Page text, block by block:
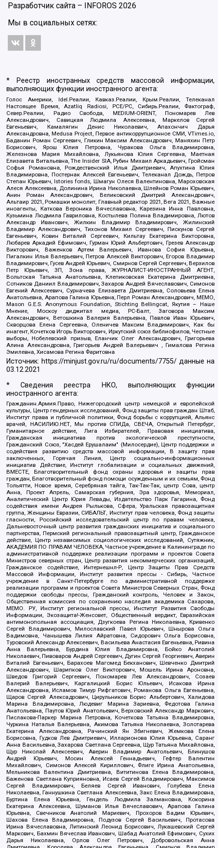
Разработчик сайта – INFOROS 2026
Мы в социальных сетях:
* Реестр иностранных средств массовой информации,
выполняющих функции иностранного агента:
Голос Америки, Idel.Реалии, Кавказ.Реалии, Крым.Реалии, Телеканал
Настоящее Время, Azatliq Radiosi, PCE/PC, Сибирь.Реалии, Фактограф,
Север.Реалии, Радио Свобода, MEDIUM-ORIENT, Пономарев Лев
Александрович, Савицкая Людмила Алексеевна, Маркелов Сергей
Евгеньевич, Камалягин Денис Николаевич, Апахончич Дарья
Александровна, Medusa Project, Первое антикоррупционное СМИ, VTimes.io,
Баданин Роман Сергеевич, Гликин Максим Александрович, Маняхин Петр
Борисович, Ярош Юлия Петровна, Чуракова Ольга Владимировна,
Железнова Мария Михайловна, Лукьянова Юлия Сергеевна, Маетная
Елизавета Витальевна, The Insider SIA, Рубин Михаил Аркадьевич, Гройсман
Софья Романовна, Рождественский Илья Дмитриевич, Апухтина Юлия
Владимировна, Постернак Алексей Евгеньевич, Телеканал Дождь, Петров
Степан Юрьевич, Istories fonds, Шмагун Олеся Валентиновна, Мароховская
Алеся Алексеевна, Долинина Ирина Николаевна, Шлейнов Роман Юрьевич,
Анин Роман Александрович, Великовский Дмитрий Александрович,
Альтаир 2021, Ромашки монолит, Главный редактор 2021, Вега 2021, Важные
иноагенты, Каткова Вероника Вячеславовна, Карезина Инна Павловна,
Кузьмина Людмила Гавриловна, Костылева Полина Владимировна, Лютов
Александр Иванович, Жилкин Владимир Владимирович, Жилинский
Владимир Александрович, Тихонов Михаил Сергеевич, Пискунов Сергей
Евгеньевич, Ковин Виталий Сергеевич, Кильтау Екатерина Викторовна,
Любарев Аркадий Ефимович, Гурман Юрий Альбертович, Грезев Александр
Викторович, Важенков Артем Валерьевич, Иванова София Юрьевна,
Пигалкин Илья Валерьевич, Петров Алексей Викторович, Егоров Владимир
Владимирович, Гусев Андрей Юрьевич, Смирнов Сергей Сергеевич, Верзилов
Петр Юрьевич, ЗП, Зона права, ЖУРНАЛИСТ-ИНОСТРАННЫЙ АГЕНТ,
Вольтская Татьяна Анатольевна, Клепиковская Екатерина Дмитриевна,
Сотников Даниил Владимирович, Захаров Андрей Вячеславович, Симонов
Евгений Алексеевич, Сурначева Елизавета Дмитриевна, Соловьева Елена
Анатольевна, Арапова Галина Юрьевна, Перл Роман Александрович, МЕМО,
Mason G.E.S. Anonymous Foundation, Stichting Bellingcat, Якутия – Наше
Мнение, Москоу диджитал медиа, РС-Балт, Заговора Максим
Александрович, Ветошкина Валерия Валерьевна, Павлов Иван Юрьевич,
Скворцова Елена Сергеевна, Оленичев Максим Владимирович, Как бы
инагент, Кочетков Игорь Викторович, Иркутский союз библиофилов, Честные
выборы, Нобелевский призыв, Еланчик Олег Александрович, Григорьева
Алина Александровна, Григорьев Андрей Валерьевич , Гималова Регина
Эмилевна, Хисамова Регина Фаритовна
Источник: https://minjust.gov.ru/ru/documents/7755/ данные на
03.12.2021
* Сведения реестра НКО, выполняющих функции
иностранного агента:
Гражданин.Армия.Право, Нижегородский центр немецкой и европейской
культуры, Центр гендерных исследований, Фонд защиты прав граждан Штаб,
Институт права и публичной политики, Фонд борьбы с коррупцией, Альянс
врачей, НАСИЛИЮ.НЕТ, Мы против СПИДа, СВЕЧА, Открытый Петербург,
Гуманитарное действие, Лига Избирателей, Правовая инициатива,
Гражданская инициатива против экологической преступности,
Гражданский Союз, "Хасдей Ерушалаим" (Милосердие), Центр поддержки и
содействия развитию средств массовой информации, В защиту прав
заключенных, Горячая Линия, Центр социально-информационных
инициатив Действие, Институт глобализации и социальных движений,
ВМЕСТЕ, Благотворительный фонд охраны здоровья и защиты прав
граждан, Благотворительный фонд помощи осужденным и их семьям, Фонд
Тольятти, Новое время, Серебряная тайга, Так-Так-Так, центр Сова, центр
Анна, Проект Апрель, Самарская губерния, Эра здоровья, Мемориал,
Аналитический Центр Юрия Левады, Издательство Парк Гагарина, Фонд
содействия имени Андрея Рылькова, Сфера, Уральская правозащитная
группа, Женщины Евразии, СИБАЛЬТ, Институт прав человека, Фонд защиты
гласности, Российский исследовательский центр по правам человека,
Дальневосточный центр развития гражданских инициатив и социального
партнерства, Пермский региональный правозащитный центр, Гражданское
действие, Центр независимых социологических исследований, Сутяжник,
АКАДЕМИЯ ПО ПРАВАМ ЧЕЛОВЕКА, Частное учреждение в Калининграде по
административной поддержке реализации программ и проектов Совета
Министров северных стран, Центр развития некоммерческих организаций,
Гражданское содействие, Интернешнл-Р, Центр Защиты Прав Средств
Массовой Информации, Институт развития прессы - Сибирь, Частное
учреждение в Санкт-Петербурге по административной поддержке
реализации программ и проектов Совета Министров Северных Стран, Фонд
поддержки свободы прессы, Гражданский контроль, Человек и Закон,
Общественная комиссия по сохранению наследия академика Сахарова,
МЕМО. РУ, Институт региональной прессы, Институт Развития Свободы
Информации, Экозащита!-Женсовет, Общественный вердикт, Евразийская
антимонопольная ассоциация, Дзугкоева Регина Николаевна, Кривенко
Сергей Владимирович, Милославский Павел Юрьевич, Шнырова Ольга
Вадимовна, Чанышева Лилия Айратовна, Сидорович Ольга Борисовна,
Туровский Александр Алексеевич, Васильева Анастасия Евгеньевна, Ривина
Анна Валерьевна, Бурдина Юлия Владимировна, Бойко Анатолий
Николаевич, Пивоваров Андрей Сергеевич, Дугин Сергей Георгиевич, Аверин
Виталий Евгеньевич, Барахоев Магомед Бекханович, Шевченко Дмитрий
Александрович, Шарипков Олег Викторович, Мошель Ирина Ароновна,
Шведов Григорий Сергеевич, Пономарев Лев Александрович, Созаев
Валерий Валерьевич, Каргалицкий Борис Юльевич, Исакова Ирина
Александровна, Исламов Тимур Рифгатович, Романова Ольга Евгеньевна,
Щаров Сергей Алексадрович, Цирульников Борис Альбертович, Халидова
Марина Владимировна, Людевиг Марина Зариевна, Федотова Галина
Анатольевна, Паутов Юрий Анатольевич, Верховский Александр Маркович,
Пислакова-Паркер Марина Петровна, Кочеткова Татьяна Владимировна,
Чуркина Наталья Валерьевна, Акимова Татьяна Николаевна, Золотарева
Екатерина Александровна, Рачинский Ян Збигневич, Жемкова Елена
Борисовна, Гудков Лев Дмитриевич, Илларионова Юлия Юрьевна, Саранг
Анна Васильевна, Захарова Светлана Сергеевна, Щур Татьяна Михайловна,
Щур Николай Алексеевич, Аверин Владимир Анатольевич, Блинушов
Андрей Юрьевич, Мосин Алексей Геннадьевич, Гефтер Валентин
Михайлович, Симонов Алексей Кириллович, Флиге Ирина Анатольевна,
Мельникова Валентина Дмитриевна, Вититинова Елена Владимировна,
Баженова Светлана Куприяновна, Исаев Сергей Владимирович, Максимов
Сергей Владимирович, Беляев Сергей Иванович, Голубева Елена
Николаевна, Ганнушкина Светлана Алексеевна, Закс Елена Владимировна,
Буртина Елена Юрьевна, Гендель Людмила Залмановна, Кокорина
Екатерина Алексеевна, Шуманов Илья Вячеславович, Арапова Галина
Юрьевна, Свечников Анатолий Мариевич, Прохоров Вадим Юрьевич,
Шахова Елена Владимировна, Подузов Сергей Васильевич, Протасова
Ирина Вячеславовна, Литинский Леонид Борисович, Лукашевский Сергей
Маркович, Бахмин Вячеслав Иванович, Шабад Анатолий Ефимович, Сухих
Дарья Николаевна, Орлов Олег Петрович, Добровольская Анна